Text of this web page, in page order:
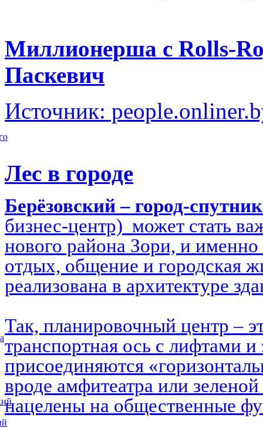
Миллионерша с Rolls-
Паскевич
Источник:
Лес в городе
Берёзовский – город-
бизнес-центр) может стать
нового района Зори, и именно
отдых, общение и городская
реализована в архитектуре
Так, планировочный центр –
транспортная ось с лифтами и
присоединяются
вроде амфитеатра или
нацелены на общественные